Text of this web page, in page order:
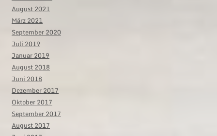
August 2021
März 2021
September 2020
Juli 2019
Januar 2019
August 2018
Juni 2018
Dezember 2017
Oktober 2017
September 2017
August 2017